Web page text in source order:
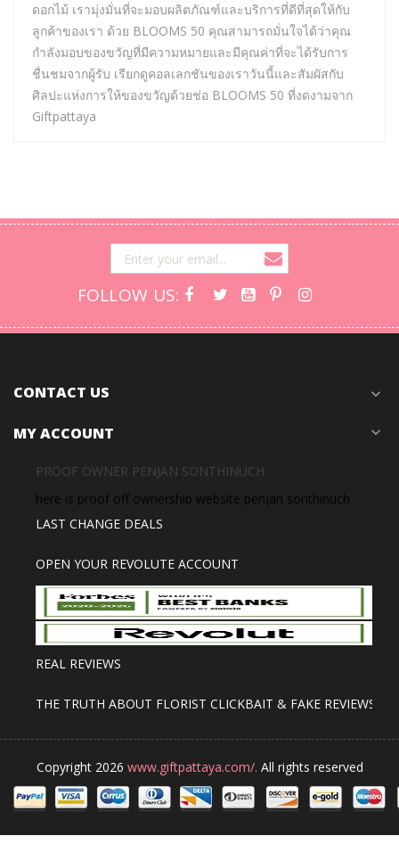
ดอกไม้ เรามุ่งมั่นที่จะมอบผลิตภัณฑ์และบริการที่ดีที่สุดให้กับ
ลูกค้าของเรา ด้วย BLOOMS 50 คุณสามารถมั่นใจได้ว่าคุณ
กำลังมอบของขวัญที่มีความหมายและมีคุณค่าที่จะได้รับการ
ชื่นชมจากผู้รับ เรียกดูคอลเลกชันของเราวันนี้และสัมผัสกับ
ศิลปะแห่งการให้ของขวัญด้วยช่อ BLOOMS 50 ที่งดงามจาก
Giftpattaya
FOLLOW US:
CONTACT US expand_more
MY ACCOUNT expand_more
PROOF OWNER PENJAN SONTHINUCH
here is proof off ownership website penjan sonthinuch
LAST CHANGE DEALS
OPEN YOUR REVOLUTE ACCOUNT
REAL REVIEWS
THE TRUTH ABOUT FLORIST CLICKBAIT & FAKE REVIEWS
Copyright 2026 www.giftpattaya.com/. All rights reserved